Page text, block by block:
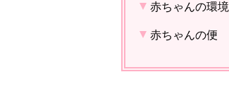
赤ちゃんの環境
赤ちゃんの便